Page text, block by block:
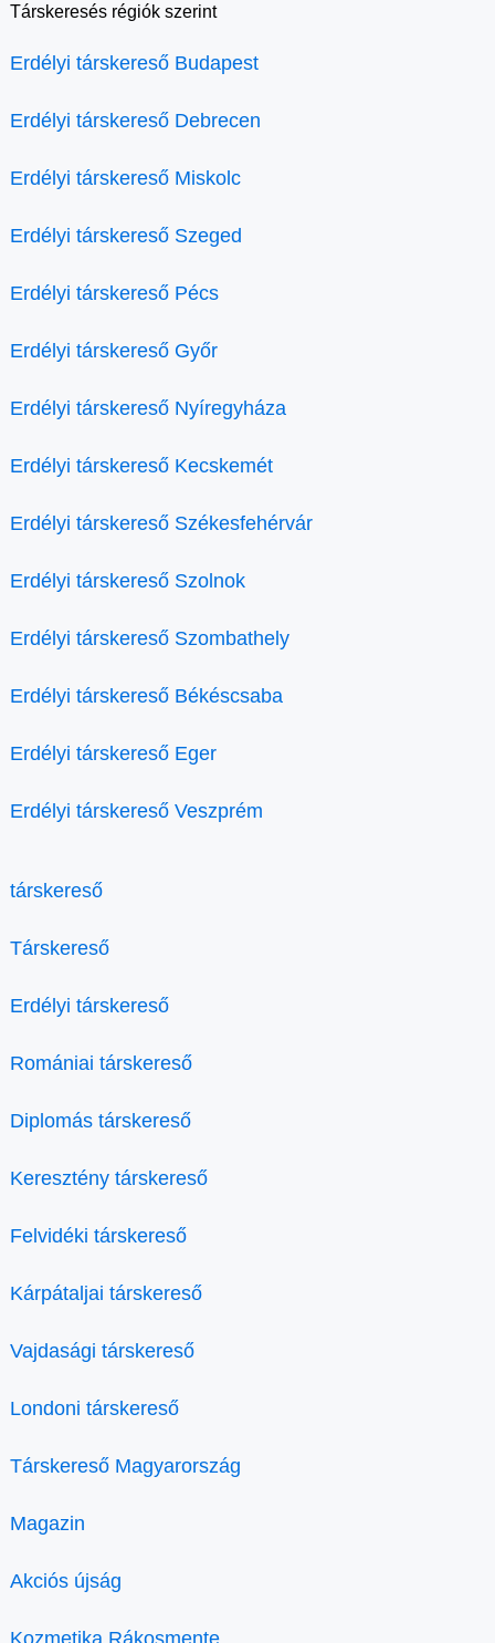
Társkeresés régiók szerint
Erdélyi társkereső Budapest
Erdélyi társkereső Debrecen
Erdélyi társkereső Miskolc
Erdélyi társkereső Szeged
Erdélyi társkereső Pécs
Erdélyi társkereső Győr
Erdélyi társkereső Nyíregyháza
Erdélyi társkereső Kecskemét
Erdélyi társkereső Székesfehérvár
Erdélyi társkereső Szolnok
Erdélyi társkereső Szombathely
Erdélyi társkereső Békéscsaba
Erdélyi társkereső Eger
Erdélyi társkereső Veszprém
társkereső
Társkereső
Erdélyi társkereső
Romániai társkereső
Diplomás társkereső
Keresztény társkereső
Felvidéki társkereső
Kárpátaljai társkereső
Vajdasági társkereső
Londoni társkereső
Társkereső Magyarország
Magazin
Akciós újság
Kozmetika Rákosmente